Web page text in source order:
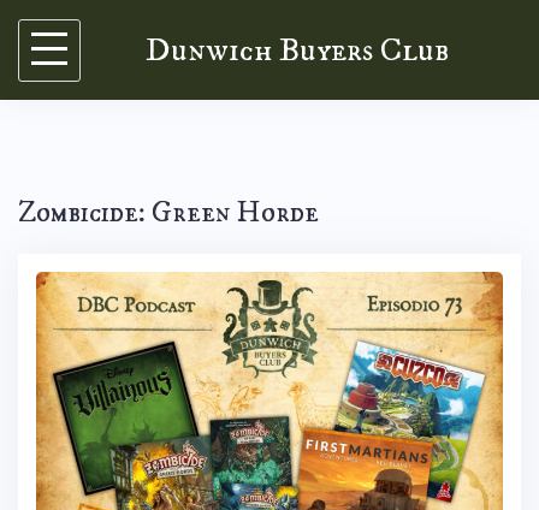
Skip
content
Dunwich Buyers Club
Zombicide: Green Horde